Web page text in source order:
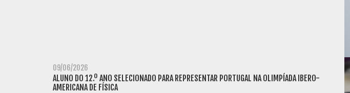
09/06/2026
ALUNO DO 12.º ANO SELECIONADO PARA REPRESENTAR PORTUGAL NA OLIMPÍADA IBERO-
AMERICANA DE FÍSICA